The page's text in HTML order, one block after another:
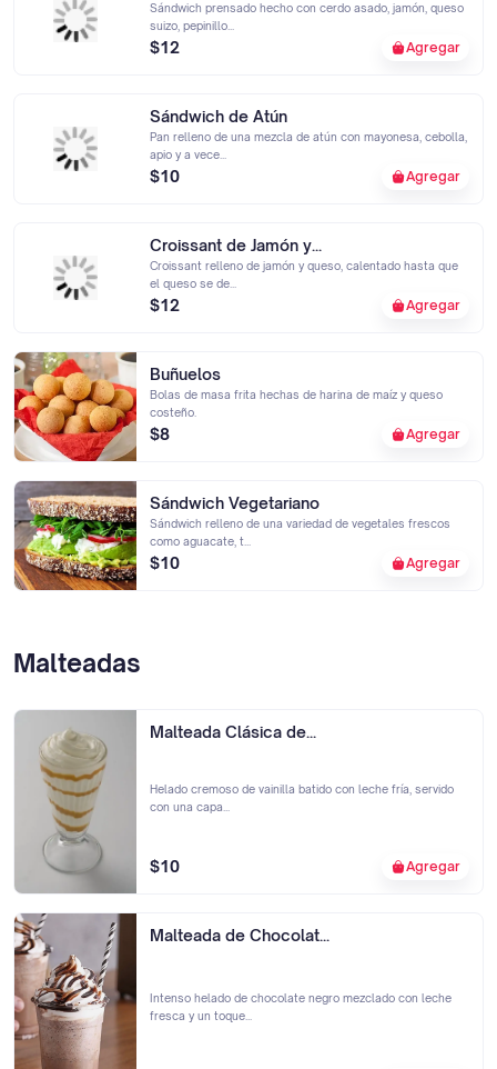
Sándwich prensado hecho con cerdo asado, jamón, queso
suizo, pepinillo...
$12 Agregar
Sándwich de Atún
Pan relleno de una mezcla de atún con mayonesa, cebolla,
apio y a vece...
$10 Agregar
Croissant de Jamón y...
Croissant relleno de jamón y queso, calentado hasta que
el queso se de...
$12 Agregar
Buñuelos
Bolas de masa frita hechas de harina de maíz y queso
costeño.
$8 Agregar
Sándwich Vegetariano
Sándwich relleno de una variedad de vegetales frescos
como aguacate, t...
$10 Agregar
Malteadas
Malteada Clásica de...
Helado cremoso de vainilla batido con leche fría, servido
con una capa...
$10 Agregar
Malteada de Chocolat...
Intenso helado de chocolate negro mezclado con leche
fresca y un toque...